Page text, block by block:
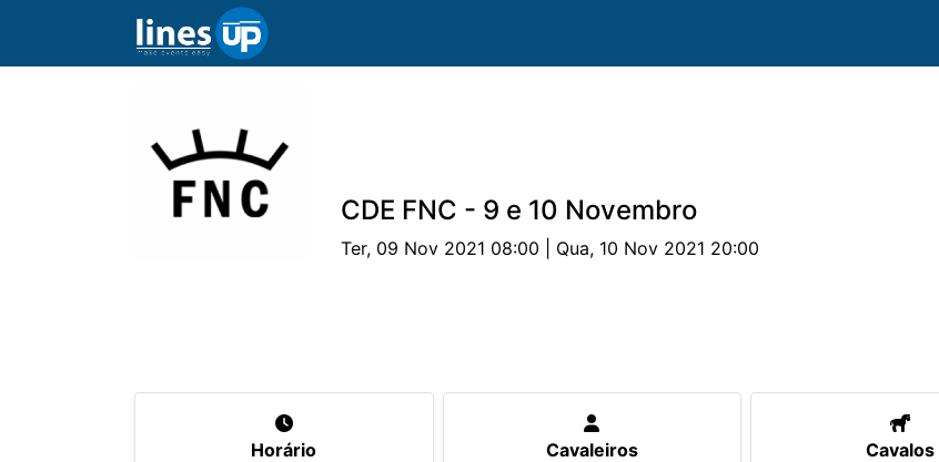
CDE FNC - 9 e 10 Novembro
Ter, 09 Nov 2021 08:00 | Qua, 10 Nov 2021 20:00
Horário Cavaleiros Cavalos